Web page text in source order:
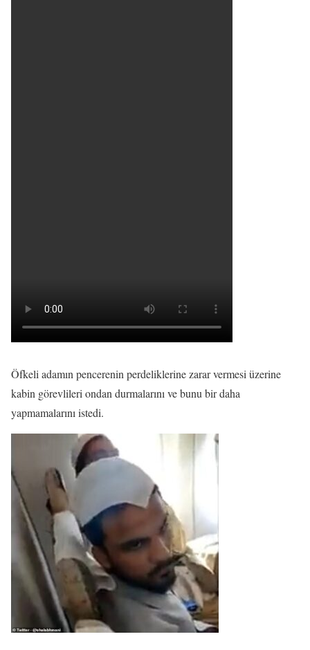
Öfkeli adamın pencerenin perdeliklerine zarar vermesi üzerine
kabin görevlileri ondan durmalarını ve bunu bir daha
yapmamalarını istedi.